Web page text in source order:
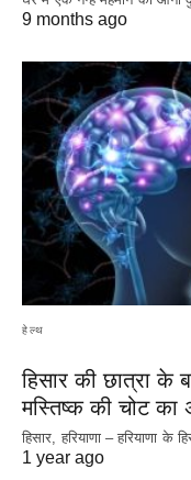
9 months ago
हेल्थ
हिसार की छात्रा के
मस्तिष्क की चोट
हिसार, हरियाणा – हरियाणा के
1 year ago